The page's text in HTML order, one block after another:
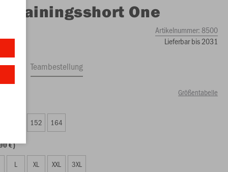
Trainingsshort One
Artikelnummer:8500
Lieferbar bis 2031
Teambestellung
Größentabelle
152 164
€)
L XL XXL 3XL